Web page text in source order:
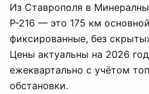
Из Ставрополя в
Р-216 — это 175 км
фиксированные, без
Цены актуальны на 2026
ежеквартально с учётом
обстановки.